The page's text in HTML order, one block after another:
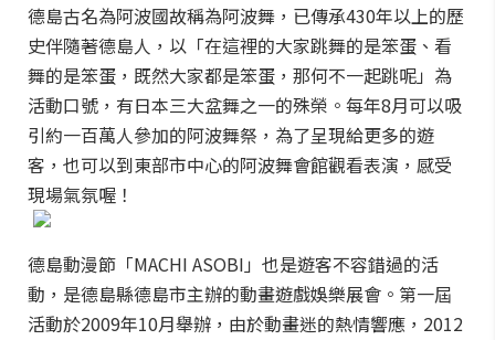
德島古名為阿波國故稱為阿波舞，已傳承430年以上的歷
史伴隨著德島人，以「在這裡的大家跳舞的是笨蛋、看
舞的是笨蛋，既然大家都是笨蛋，那何不一起跳呢」為
活動口號，有日本三大盆舞之一的殊榮。每年8月可以吸
引約一百萬人參加的阿波舞祭，為了呈現給更多的遊
客，也可以到東部市中心的阿波舞會館觀看表演，感受
現場氣氛喔！
德島動漫節「MACHI ASOBI」也是遊客不容錯過的活
動，是德島縣德島市主辦的動畫遊戲娛樂展會。第一屆
活動於2009年10月舉辦，由於動畫迷的熱情響應，2012